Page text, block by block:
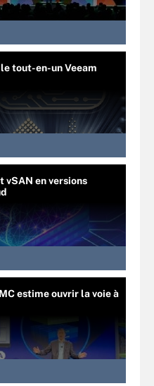
tout-en-un Veeam
vSAN en versions
estime ouvrir la voie à